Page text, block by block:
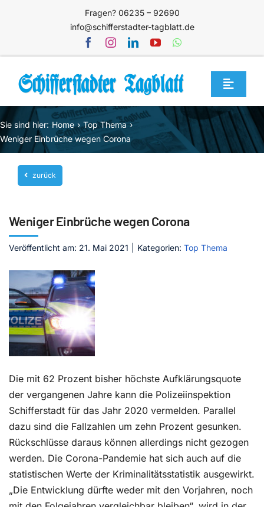
Fragen? 06235 – 92690
info@schifferstadter-tagblatt.de
Toggle
Home
Themen
Blog
Unternehmen
Mediathek
Kontakt
Sie sind hier: Home
Top Thema
Weniger Einbrüche wegen Corona
zurück
Weniger Einbrüche wegen Corona
Veröffentlicht am: 21. Mai 2021 Kategorien: Top Thema
Die mit 62 Prozent bisher höchste Aufklärungsquote
der vergangenen Jahre kann die Polizeiinspektion
Schifferstadt für das Jahr 2020 vermelden. Parallel
dazu sind die Fallzahlen um zehn Prozent gesunken.
Rückschlüsse daraus können allerdings nicht gezogen
werden. Die Corona-Pandemie hat sich auch auf die
statistischen Werte der Kriminalitätsstatistik ausgewirkt.
„Die Entwicklung dürfte weder mit den Vorjahren, noch